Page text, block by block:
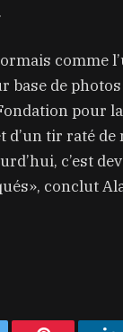
comme
base de
pour
tir raté de
c’est
conclut